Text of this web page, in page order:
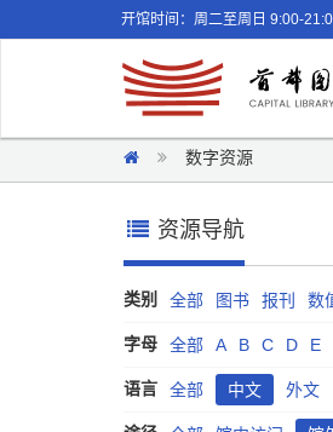
开馆时间：周二至周日 9:00-
数字资源
资源导航
类别 全部 图书 报刊 数
字母 全部 A B C D E
语言 全部 中文 外文